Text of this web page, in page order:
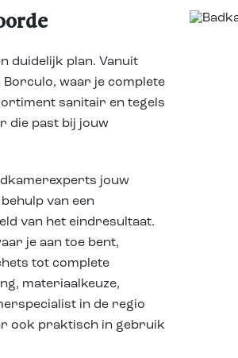
duidelijk plan. Vanuit
waar je complete
sanitair en tegels
die past bij jouw
jouw
van een
van het eindresultaat.
je aan toe bent,
tot complete
materiaalkeuze,
in de regio
ook praktisch in gebruik